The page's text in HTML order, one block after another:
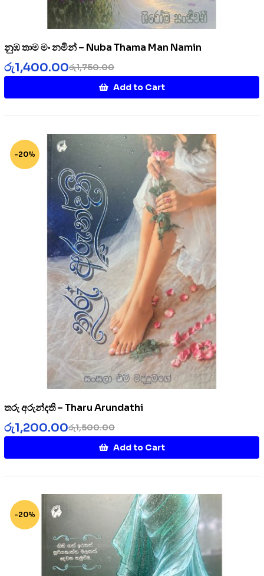
නුඹ තාම මං නමින් – Nuba Thama Man Namin
රු1,750.00
රු1,400.00
Add to Cart
-20%
තරු අරුන්දති – Tharu Arundathi
රු1,500.00
රු1,200.00
Add to Cart
-20%